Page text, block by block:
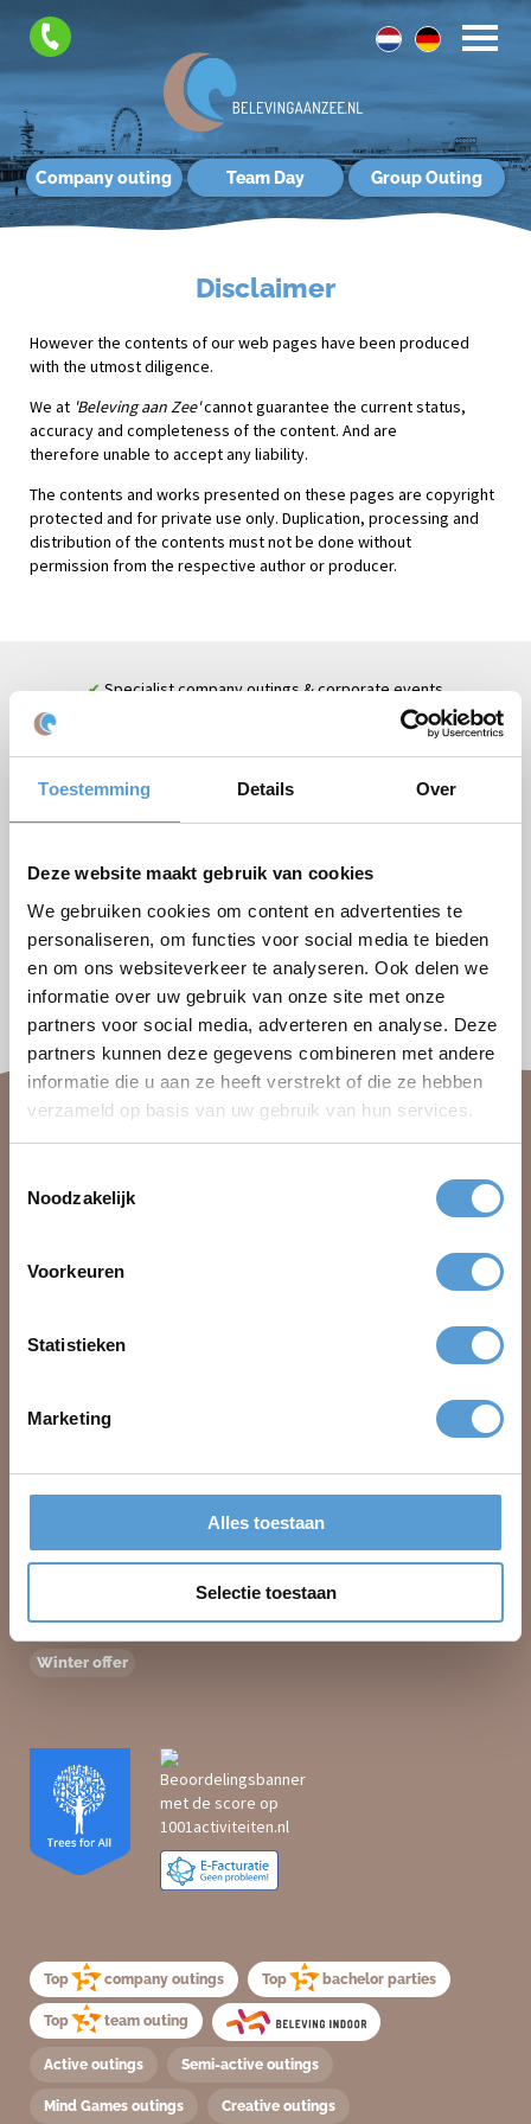
Toestemming Details Over
Deze website maakt gebruik van cookies
We gebruiken cookies om content en advertenties te
personaliseren, om functies voor social media te bieden
en om ons websiteverkeer te analyseren. Ook delen we
informatie over uw gebruik van onze site met onze
partners voor social media, adverteren en analyse. Deze
partners kunnen deze gegevens combineren met andere
informatie die u aan ze heeft verstrekt of die ze hebben
verzameld op basis van uw gebruik van hun services.
Noodzakelijk
Voorkeuren
Statistieken
Marketing
Alles toestaan
Selectie toestaan
Company outing Team Day Group Outing
Disclaimer
However the contents of our web pages have been produced
with the utmost diligence.
We at 'Beleving aan Zee'cannot guarantee the current status,
accuracy and completeness of the content. And are
therefore unable to accept any liability.
The contents and works presented on these pages are copyright
protected and for private use only. Duplication, processing and
distribution of the contents must not be done without
permission from the respective author or producer.
✔ Specialist company outings & corporate events
Large groups: 500+ people
Something for all participants. Everyone enjoy!
The following companies went before you:
Beleving aan Zee
2584 AV Den Haag
info@belevingaanzee.nl
Team Day
Indoor offer
Winter offer
Contact
About us
FAQ
Top company outings Top bachelor parties
Top team outing
Active outings Semi-active outings
Mind Games outings Creative outings